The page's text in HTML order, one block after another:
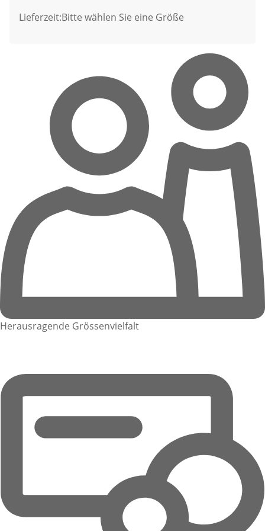
Lieferzeit:Bitte wählen Sie eine Größe
Herausragende Grössenvielfalt